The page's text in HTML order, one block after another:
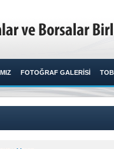
FOTOĞRAF GALERİSİ